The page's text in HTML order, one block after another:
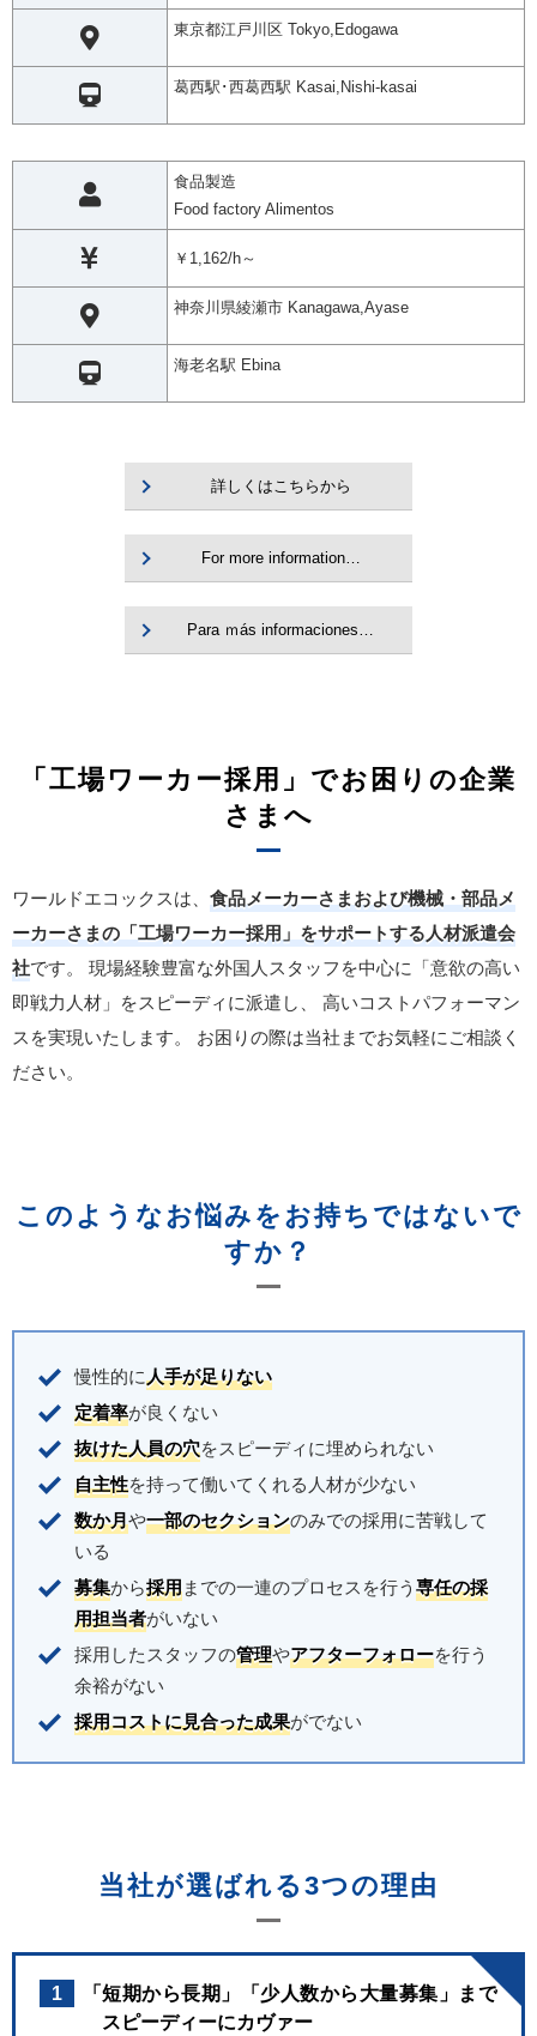
東京都江戸川区 Tokyo,Edogawa
葛西駅･西葛西駅 Kasai,Nishi-kasai
食品製造
Food factory Alimentos
￥1,162/h～
神奈川県綾瀬市 Kanagawa,Ayase
海老名駅 Ebina
詳しくはこちらから
For more information…
Para ｍás informaciones…
「工場ワーカー採用」でお困りの企業
さまへ
ワールドエコックスは、 食品メーカーさまおよび機械・部品メ
ーカーさまの「工場ワーカー採用」をサポートする人材派遣会
社です。
現場経験豊富な外国人スタッフを中心に「意欲の高い
即戦力人材」をスピーディに派遣し、
高いコストパフォーマン
スを実現いたします。
お困りの際は当社までお気軽にご相談く
ださい。
このようなお悩みをお持ちではないで
すか？
慢性的に人手が足りない
定着率が良くない
抜けた人員の穴をスピーディに埋められない
自主性を持って働いてくれる人材が少ない
数か月や一部のセクションのみでの採用に苦戦して
いる
募集から採用までの一連のプロセスを行う 専任の採
用担当者がいない
採用したスタッフの管理やアフターフォローを行う
余裕がない
採用コストに見合った成果がでない
当社が選ばれる3つの理由
1
「短期から長期」「少人数から大量募集」まで
スピーディーにカヴァー